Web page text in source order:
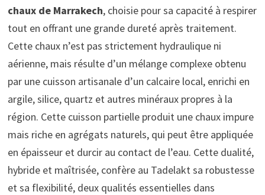
chaux de Marrakech, choisie pour sa capacité à respirer
tout en offrant une grande dureté après traitement.
Cette chaux n’est pas strictement hydraulique ni
aérienne, mais résulte d’un mélange complexe obtenu
par une cuisson artisanale d’un calcaire local, enrichi en
argile, silice, quartz et autres minéraux propres à la
région. Cette cuisson partielle produit une chaux impure
mais riche en agrégats naturels, qui peut être appliquée
en épaisseur et durcir au contact de l’eau. Cette dualité,
hybride et maîtrisée, confère au Tadelakt sa robustesse
et sa flexibilité, deux qualités essentielles dans